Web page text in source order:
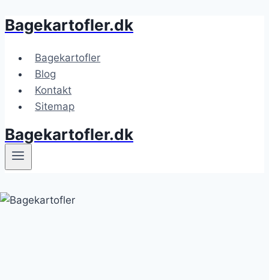
Fortsæt
indhold
Bagekartofler.dk
Bagekartofler
Blog
Kontakt
Sitemap
Bagekartofler.dk